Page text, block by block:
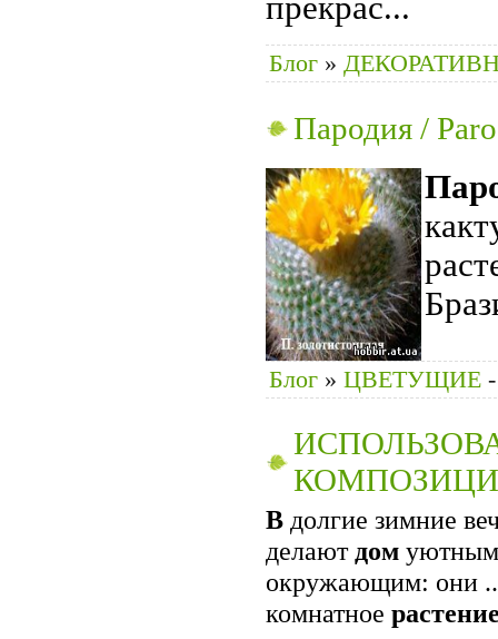
Блог »
Пародия /
Блог » ЦВЕТУЩИЕ
В долгие зимние
делают дом уютным
окружающим: они
комнатное